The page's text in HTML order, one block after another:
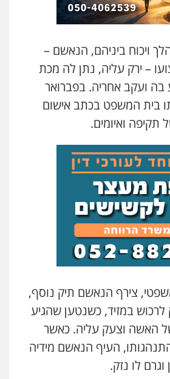
שאדי נאטור
פשיעה חמורה מעצרים וחקירות
דביר – משרד עורכי דין
פשיעה כלכלית צווארון לבן
אבו שעירה – משרד עורכי דין
בטחוני צבאי נזיקין
אסף גונן
פשע חמור תעבורה צבא
– משרד עורך דין פלילי
פשיעה חמורה סמים מעצרים
ויכוח ביניהם, הנאשם –
– ירק עליה, נתן לה מכת
בה ועקב אחריה. בפברואר
בית המשפט בכתב אישום
תקיפה ואיומים.
צירף הנאשם תיק נוסף,
במזיד, כשנטען שהגיע
האשה וצעק עליה. כאשר
העיף הנאשם מידיה
לו נזק.